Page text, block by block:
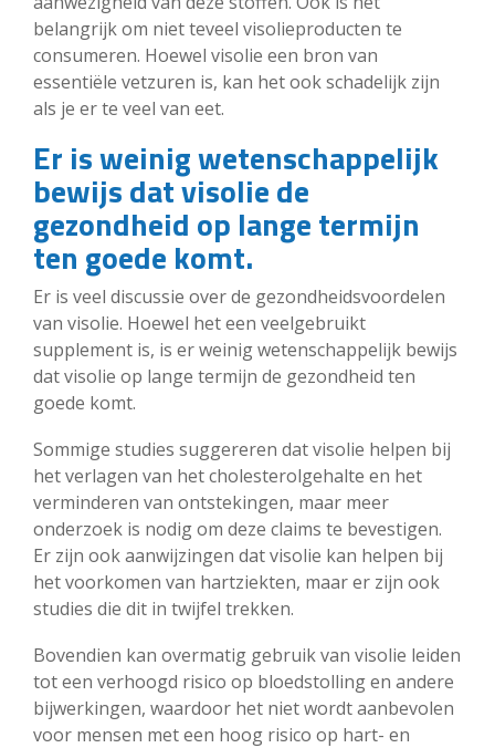
belangrijk om niet teveel visolieproducten te
consumeren. Hoewel visolie een bron van
essentiële vetzuren is, kan het ook schadelijk zijn
als je er te veel van eet.
Er is weinig wetenschappelijk
bewijs dat visolie de
gezondheid op lange termijn
ten goede komt.
Er is veel discussie over de gezondheidsvoordelen
van visolie. Hoewel het een veelgebruikt
supplement is, is er weinig wetenschappelijk bewijs
dat visolie op lange termijn de gezondheid ten
goede komt.
Sommige studies suggereren dat visolie helpen bij
het verlagen van het cholesterolgehalte en het
verminderen van ontstekingen, maar meer
onderzoek is nodig om deze claims te bevestigen.
Er zijn ook aanwijzingen dat visolie kan helpen bij
het voorkomen van hartziekten, maar er zijn ook
studies die dit in twijfel trekken.
Bovendien kan overmatig gebruik van visolie leiden
tot een verhoogd risico op bloedstolling en andere
bijwerkingen, waardoor het niet wordt aanbevolen
voor mensen met een hoog risico op hart- en